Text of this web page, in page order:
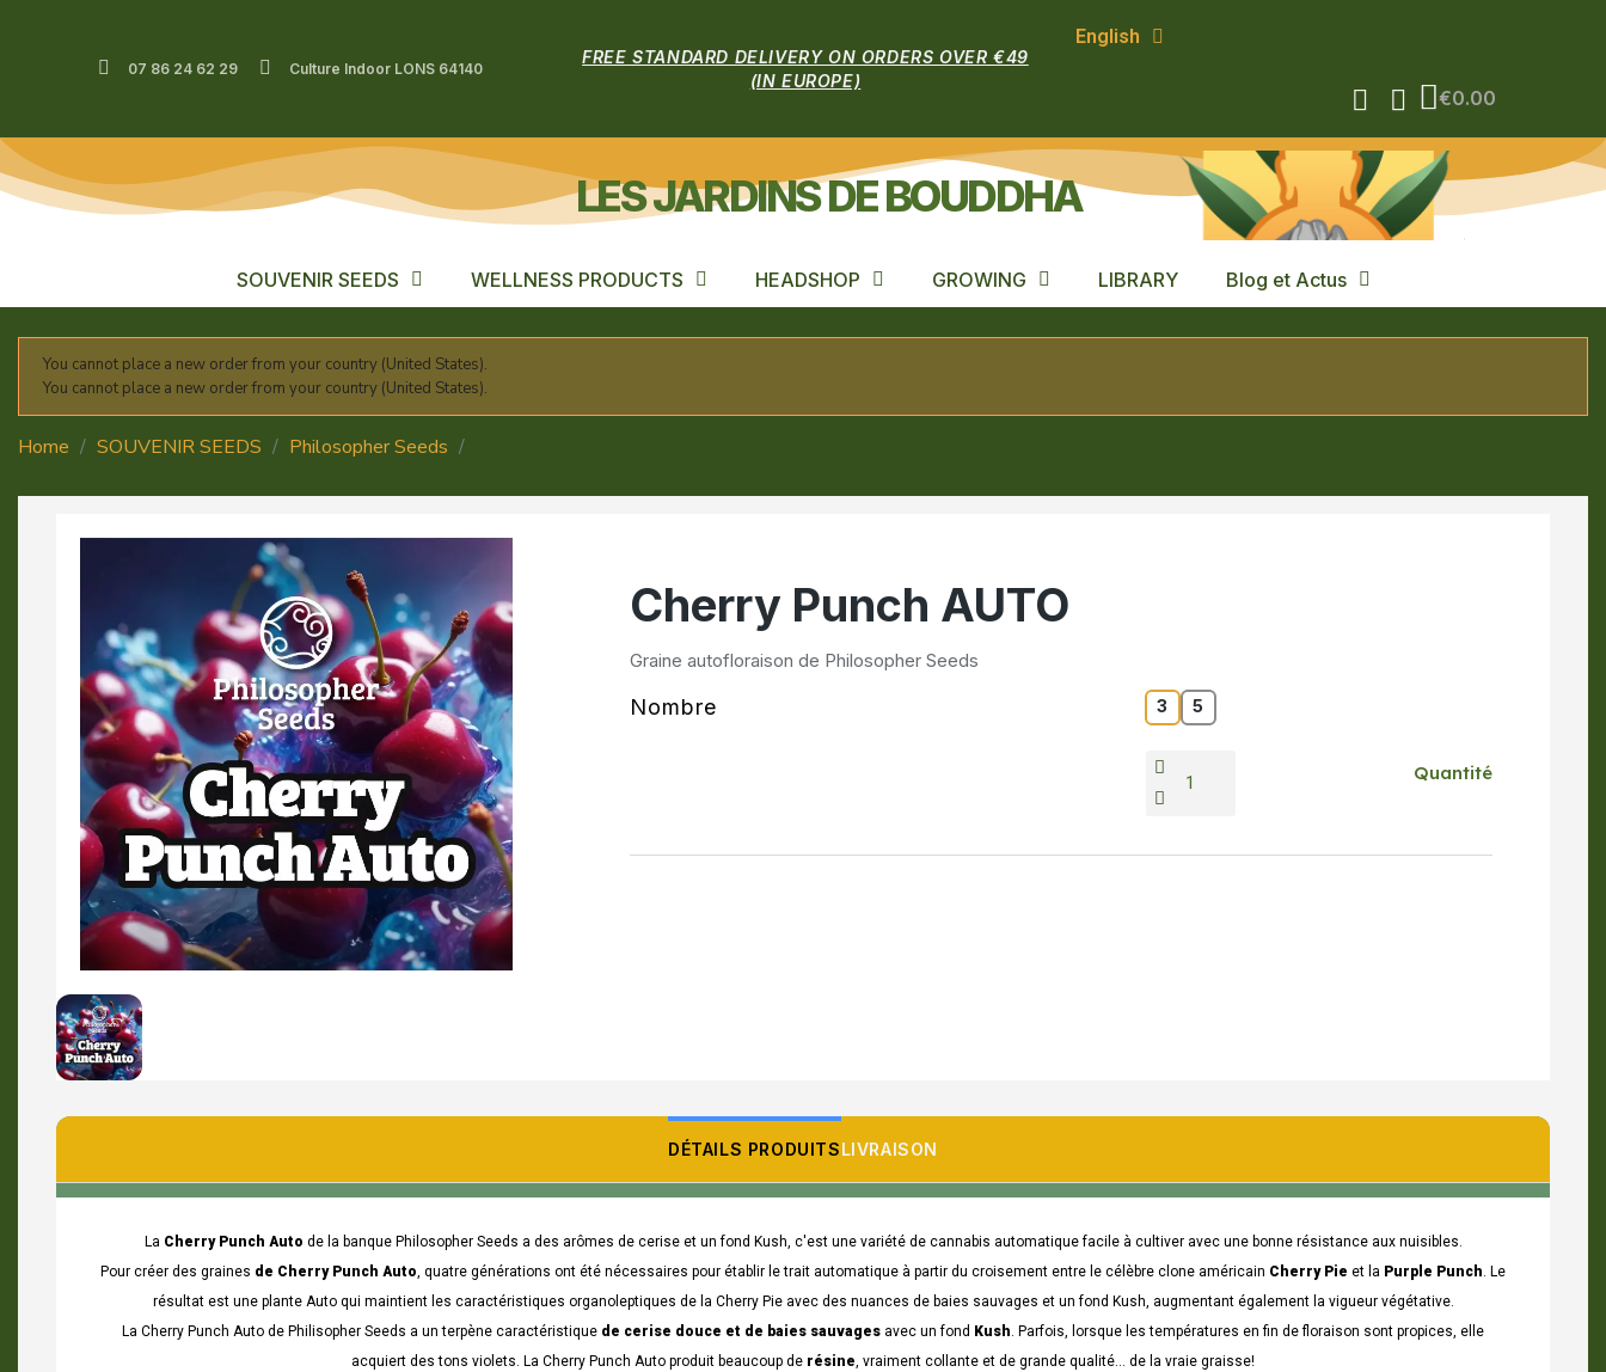
07 86 24 62 29 Culture Indoor LONS 64140
FREE STANDARD DELIVERY ON ORDERS OVER €49
(IN EUROPE)
English
€0.00
LES JARDINS DE BOUDDHA
SOUVENIR SEEDS WELLNESS PRODUCTS HEADSHOP GROWING LIBRARY Blog et Actus
You cannot place a new order from your country (United States).
You cannot place a new order from your country (United States).
Home SOUVENIR SEEDS Philosopher Seeds
Cherry Punch AUTO
Graine autofloraison de Philosopher Seeds
Nombre 3 5
Quantité
DÉTAILS PRODUITSLIVRAISON
La Cherry Punch Auto de la banque Philosopher Seeds a des arômes de cerise et un fond Kush, c'est une variété de cannabis automatique facile à cultiver avec une bonne résistance aux nuisibles.
Pour créer des graines de Cherry Punch Auto, quatre générations ont été nécessaires pour établir le trait automatique à partir du croisement entre le célèbre clone américain Cherry Pie et la Purple Punch. Le
résultat est une plante Auto qui maintient les caractéristiques organoleptiques de la Cherry Pie avec des nuances de baies sauvages et un fond Kush, augmentant également la vigueur végétative.
La Cherry Punch Auto de Philisopher Seeds a un terpène caractéristique de cerise douce et de baies sauvages avec un fond Kush. Parfois, lorsque les températures en fin de floraison sont propices, elle
acquiert des tons violets. La Cherry Punch Auto produit beaucoup de résine, vraiment collante et de grande qualité... de la vraie graisse!